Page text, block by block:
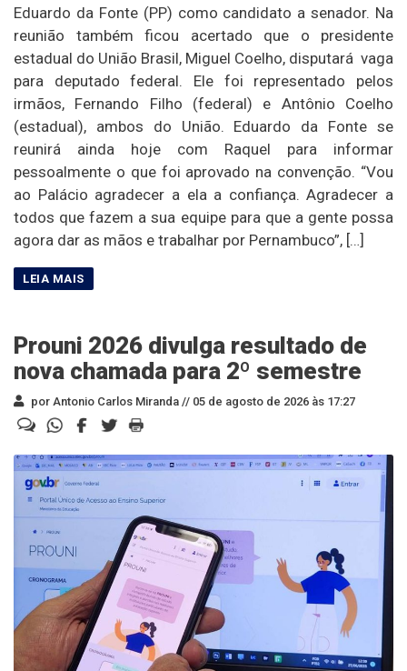
Eduardo da Fonte (PP) como candidato a senador. Na
reunião também ficou acertado que o presidente
estadual do União Brasil, Miguel Coelho, disputará vaga
para deputado federal. Ele foi representado pelos
irmãos, Fernando Filho (federal) e Antônio Coelho
(estadual), ambos do União. Eduardo da Fonte se
reunirá ainda hoje com Raquel para informar
pessoalmente o que foi aprovado na convenção. “Vou
ao Palácio agradecer a ela a confiança. Agradecer a
todos que fazem a sua equipe para que a gente possa
agora dar as mãos e trabalhar por Pernambuco”, […]
Prouni 2026 divulga resultado de
nova chamada para 2º semestre
por Antonio Carlos Miranda // 05 de agosto de 2026 às 17:27